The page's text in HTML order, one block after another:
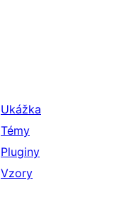
Ukážka
Témy
Pluginy
Vzory